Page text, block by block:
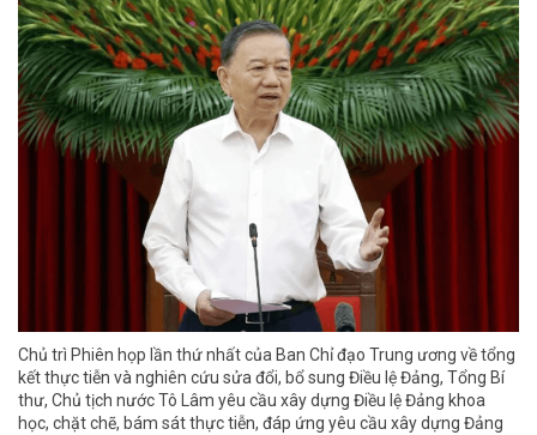
Chủ trì Phiên họp lần thứ nhất của Ban Chỉ đạo Trung ương về tổng
kết thực tiễn và nghiên cứu sửa đổi, bổ sung Điều lệ Đảng, Tổng Bí
thư, Chủ tịch nước Tô Lâm yêu cầu xây dựng Điều lệ Đảng khoa
học, chặt chẽ, bám sát thực tiễn, đáp ứng yêu cầu xây dựng Đảng